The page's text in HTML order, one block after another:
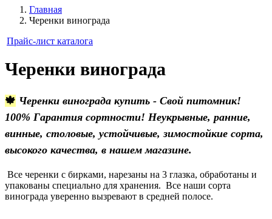
Главная
Черенки винограда
Прайс-лист каталога
Черенки винограда
🍁 Черенки винограда купить - Свой питомник!
100% Гарантия сортности! Неукрывные, ранние,
винные, столовые, устойчивые, зимостойкие сорта,
высокого качества, в нашем магазине.
Все черенки с бирками, нарезаны на 3 глазка, обработаны и
упакованы специально для хранения. Все наши сорта
винограда уверенно вызревают в средней полосе.